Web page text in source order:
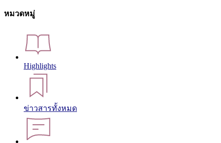
หมวดหมู่
Highlights
ข่าวสารทั้งหมด